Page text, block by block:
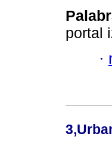
portal
·